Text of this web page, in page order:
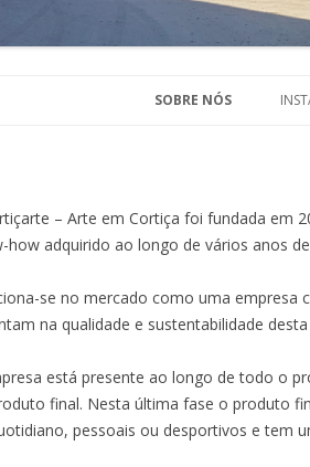
SOBRE NÓS
– Arte em Cortiça foi fundada em
how adquirido ao longo de vários anos
se no mercado como uma empresa
na qualidade e sustentabilidade
está presente ao longo de todo o
final. Nesta última fase o produto
pessoais ou desportivos e tem